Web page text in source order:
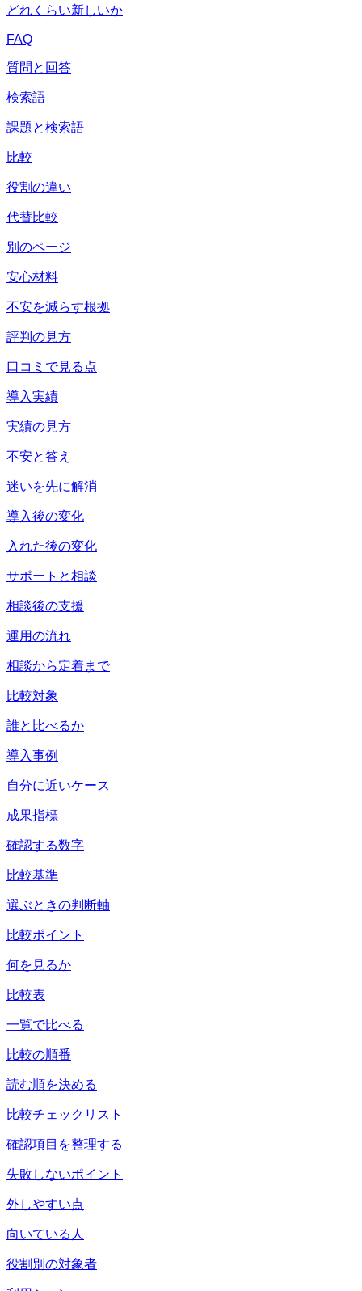
どれくらい新しいか
FAQ
質問と回答
検索語
課題と検索語
比較
役割の違い
代替比較
別のページ
安心材料
不安を減らす根拠
評判の見方
口コミで見る点
導入実績
実績の見方
不安と答え
迷いを先に解消
導入後の変化
入れた後の変化
サポートと相談
相談後の支援
運用の流れ
相談から定着まで
比較対象
誰と比べるか
導入事例
自分に近いケース
成果指標
確認する数字
比較基準
選ぶときの判断軸
比較ポイント
何を見るか
比較表
一覧で比べる
比較の順番
読む順を決める
比較チェックリスト
確認項目を整理する
失敗しないポイント
外しやすい点
向いている人
役割別の対象者